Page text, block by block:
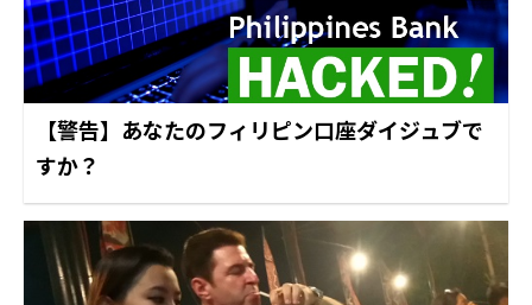
【警告】あなたのフィリピン口座ダイジュブで
すか？